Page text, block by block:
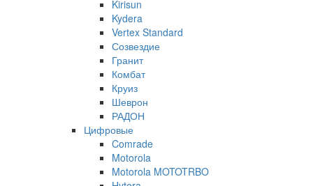
Kirisun
Kydera
Vertex Standard
Созвездие
Гранит
Комбат
Круиз
Шеврон
РАДОН
Цифровые
Comrade
Motorola
Motorola MOTOTRBO